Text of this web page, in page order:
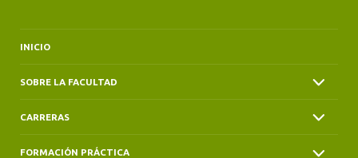
INICIO
SOBRE LA FACULTAD
CARRERAS
FORMACIÓN PRÁCTICA